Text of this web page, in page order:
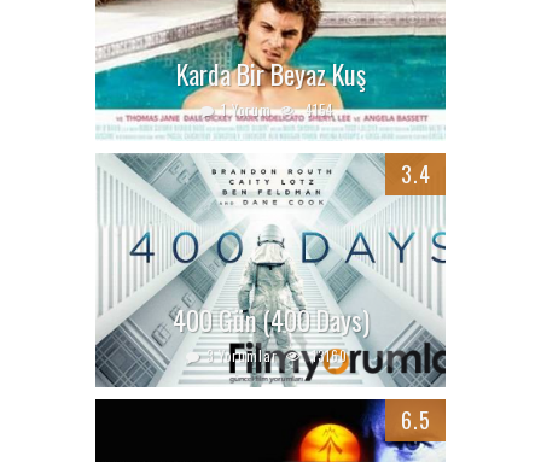
Karda Bir Beyaz Kuş
1 Yorum 4154
3.4
400 Gün (400 Days)
3 Yorumlar 13160
6.5